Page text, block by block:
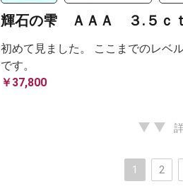
輝石の雫 ＡＡＡ ３.５ｃｔ
初めて見ました。 ここまでのレベ
です。
￥37,800
1 2